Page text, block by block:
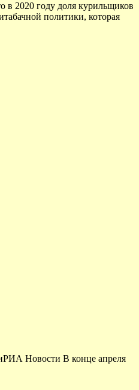
в 2020 году доля курильщиков
политики, которая
Новости В конце апреля